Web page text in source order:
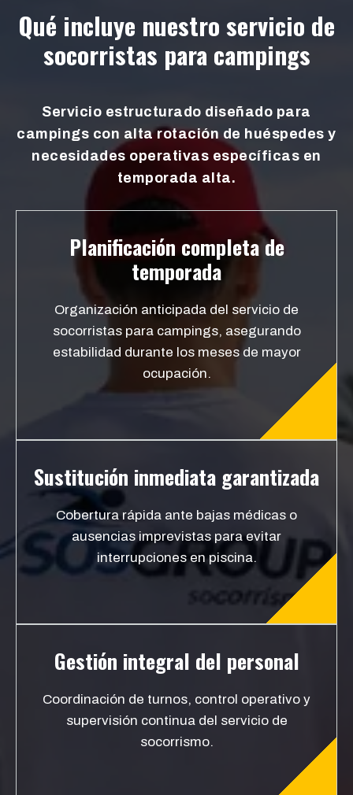
Qué incluye nuestro servicio de
socorristas para campings
Servicio estructurado diseñado para
campings con alta rotación de huéspedes y
necesidades operativas específicas en
temporada alta.
Planificación completa de
temporada
Organización anticipada del servicio de
socorristas para campings, asegurando
estabilidad durante los meses de mayor
ocupación.
Sustitución inmediata garantizada
Cobertura rápida ante bajas médicas o
ausencias imprevistas para evitar
interrupciones en piscina.
Gestión integral del personal
Coordinación de turnos, control operativo y
supervisión continua del servicio de
socorrismo.